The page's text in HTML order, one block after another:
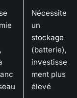
Nécessite
un
stockage
(batterie),
investisse
ment plus
élevé